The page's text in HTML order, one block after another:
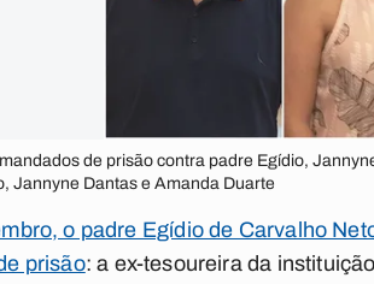
de prisão contra padre Egídio,
Jannyne Dantas e Amanda Duarte
o padre Egídio de Carvalho
prisão: a ex-tesoureira da